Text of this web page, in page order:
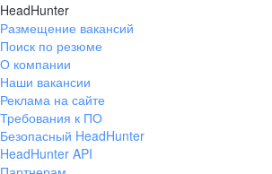
HeadHunter
Размещение вакансий
Поиск по резюме
О компании
Наши вакансии
Реклама на сайте
Требования к ПО
Безопасный HeadHunter
HeadHunter API